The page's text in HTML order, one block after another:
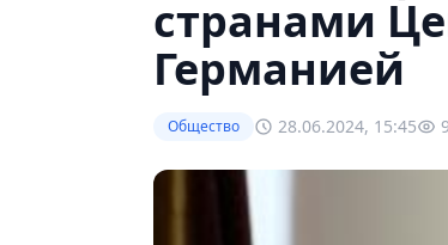
странами
Германией
Общество 28.06.2024, 15:45